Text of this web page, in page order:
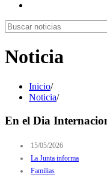
Noticia
Inicio/
Noticia/
En el Dia
15/05/2026
La Junta informa
Familias